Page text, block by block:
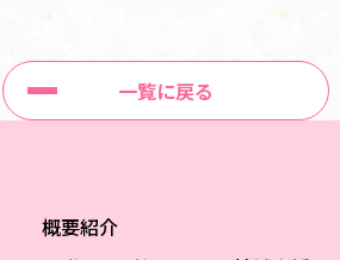
一覧に戻る
概要紹介